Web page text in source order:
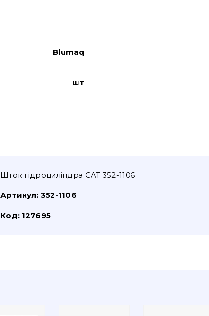
Blumaq
шт
Шток гідроциліндра CAT 352-1106
Артикул: 352-1106
Код: 127695